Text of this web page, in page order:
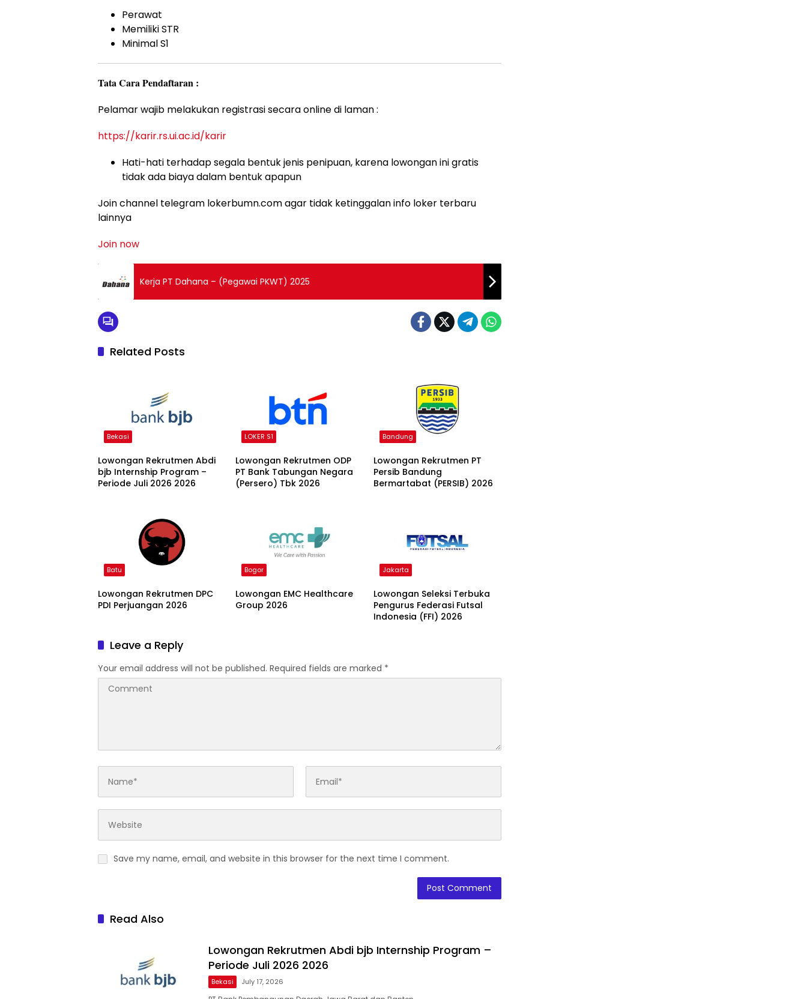
Perawat
Memiliki STR
Minimal S1
Tata Cara Pendaftaran :
Pelamar wajib melakukan registrasi secara online di laman :
https://karir.rs.ui.ac.id/karir
Hati-hati terhadap segala bentuk jenis penipuan, karena lowongan ini gratis
tidak ada biaya dalam bentuk apapun
Join channel telegram lokerbumn.com agar tidak ketinggalan info loker terbaru
lainnya
Join now
Kerja PT Dahana – (Pegawai PKWT) 2025
Related Posts
Bekasi
Lowongan Rekrutmen Abdi
bjb Internship Program –
Periode Juli 2026 2026
LOKER S1
Lowongan Rekrutmen ODP
PT Bank Tabungan Negara
(Persero) Tbk 2026
Bandung
Lowongan Rekrutmen PT
Persib Bandung
Bermartabat (PERSIB) 2026
Batu
Lowongan Rekrutmen DPC
PDI Perjuangan 2026
Bogor
Lowongan EMC Healthcare
Group 2026
Jakarta
Lowongan Seleksi Terbuka
Pengurus Federasi Futsal
Indonesia (FFI) 2026
Leave a Reply
Your email address will not be published. Required fields are marked *
Save my name, email, and website in this browser for the next time I comment.
Read Also
Lowongan Rekrutmen Abdi bjb Internship Program –
Periode Juli 2026 2026
Bekasi July 17, 2026